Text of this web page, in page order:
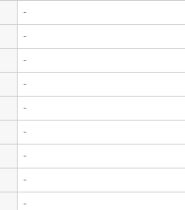
-
-
-
-
-
-
-
-
-